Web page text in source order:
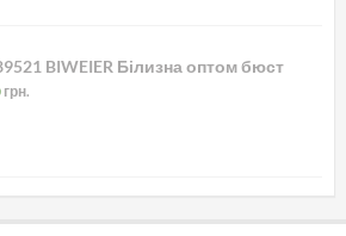
BIWEIER Білизна оптом бюст
грн.